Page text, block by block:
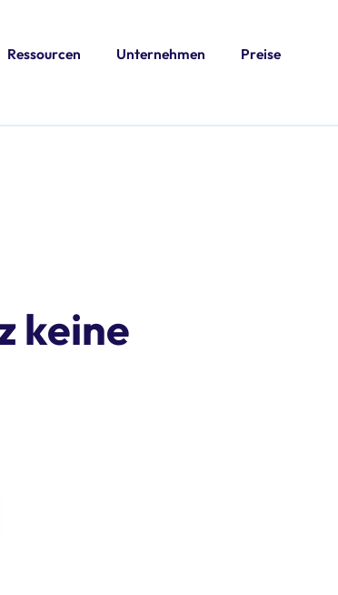
Ressourcen Unternehmen Preise
keine